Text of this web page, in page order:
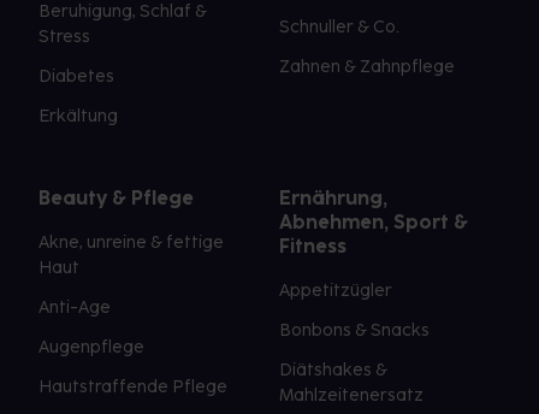
Beruhigung, Schlaf &
Stress
Diabetes
Erkältung
Schnuller & Co.
Zahnen & Zahnpflege
Beauty & Pflege
Akne, unreine & fettige
Haut
Anti-Age
Augenpflege
Hautstraffende Pflege
Ernährung,
Abnehmen, Sport &
Fitness
Appetitzügler
Bonbons & Snacks
Diätshakes &
Mahlzeitenersatz